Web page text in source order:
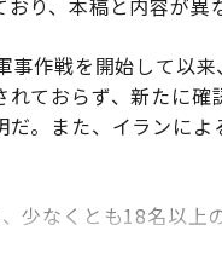
り、本稿と内容が異
作戦を開始して以
ておらず、新たに
。また、イランに
少なくとも18名以上